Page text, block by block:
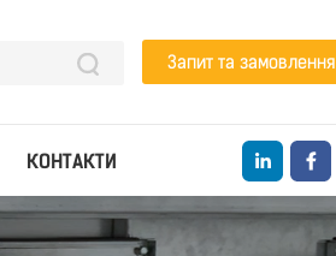
Запит та замовлення
КОНТАКТИ